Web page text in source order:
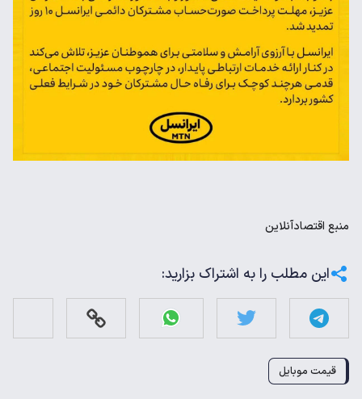
منبع اقتصادآنلاین
این مطلب را به اشتراک بزارید:
قیمت موبایل